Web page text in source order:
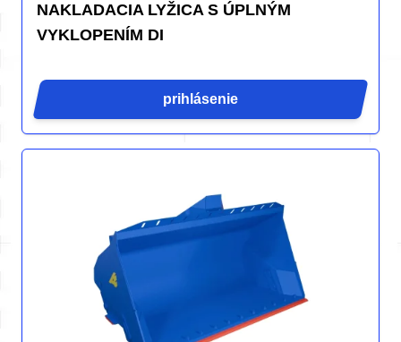
NAKLADACIA LYŽICA S ÚPLNÝM
VYKLOPENÍM DI
prihlásenie